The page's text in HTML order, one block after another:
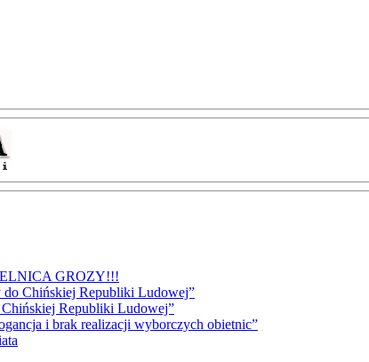
GROZY!!!
do Chińskiej Republiki Ludowej”
Chińskiej Republiki Ludowej”
i brak realizacji wyborczych obietnic”